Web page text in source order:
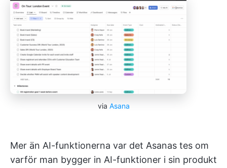
via Asana
Mer än AI-funktionerna var det Asanas tes om
varför man bygger in AI-funktioner i sin produkt